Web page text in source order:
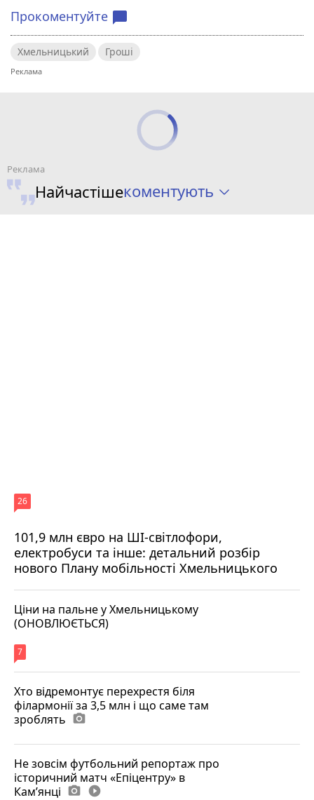
Прокоментуйте chat_bubble
Хмельницький Гроші
Найчастішекоментують
101,9 млн євро на ШІ-світлофори,
електробуси та інше: детальний розбір
нового Плану мобільності Хмельницького
26
Ціни на пальне у Хмельницькому
(ОНОВЛЮЄТЬСЯ)
7
Хто відремонтує перехрестя біля
філармонії за 3,5 млн і що саме там
зроблять photo_camera
Не зовсім футбольний репортаж про
історичний матч «Епіцентру» в
Камʼянці photo_camera play_circle_filled